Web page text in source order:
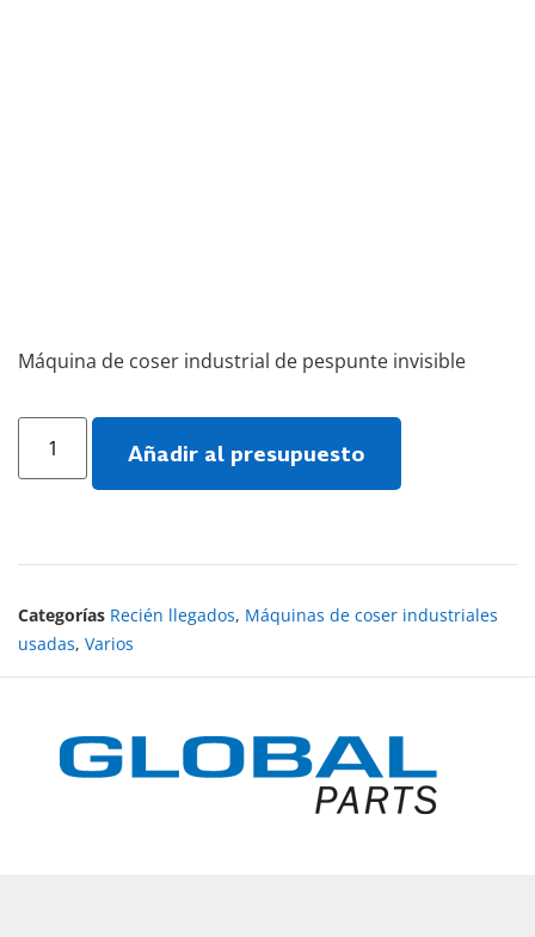
Máquina de coser industrial de pespunte invisible
Añadir al presupuesto
Categorías Recién llegados, Máquinas de coser industriales
usadas, Varios